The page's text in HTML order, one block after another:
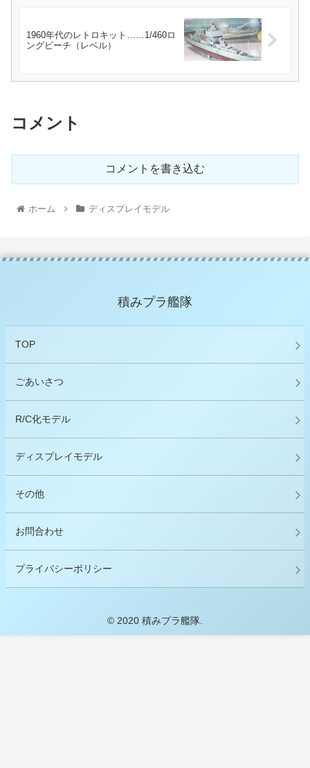
1960年代のレトロキット……1/460ロ
ングビーチ（レベル）
コメント
コメントを書き込む
ホーム ディスプレイモデル
積みプラ艦隊
TOP
ごあいさつ
R/C化モデル
ディスプレイモデル
その他
お問合わせ
プライバシーポリシー
© 2020 積みプラ艦隊.